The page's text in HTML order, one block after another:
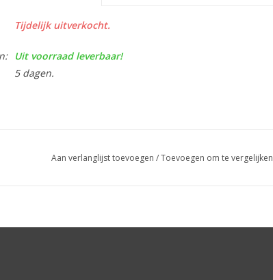
Tijdelijk uitverkocht.
Uit voorraad leverbaar!
5 dagen.
Aan verlanglijst toevoegen /Toevoegen om te vergelijken